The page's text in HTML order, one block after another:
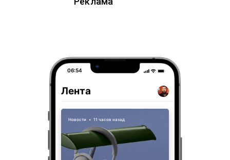
06:54
Лента
Новости • 11 часов назад